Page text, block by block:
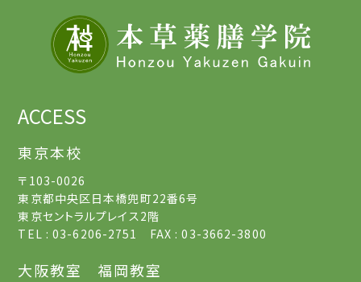
ACCESS
東京本校
〒103-0026
東京都中央区日本橋兜町22番6号
東京セントラルプレイス2階
TEL : 03-6206-2751 FAX : 03-3662-3800
大阪教室
福岡教室